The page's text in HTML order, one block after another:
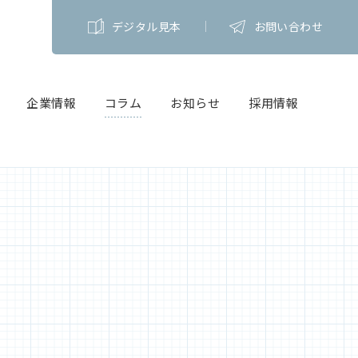
企業情報 コラム お知らせ 採用情報
デジタル見本 お問い合わせ